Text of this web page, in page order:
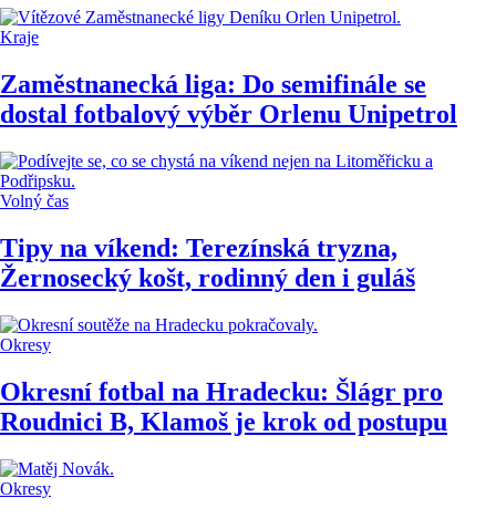
Kraje
Zaměstnanecká liga: Do semifinále se
dostal fotbalový výběr Orlenu Unipetrol
Volný čas
Tipy na víkend: Terezínská tryzna,
Žernosecký košt, rodinný den i guláš
Okresy
Okresní fotbal na Hradecku: Šlágr pro
Roudnici B, Klamoš je krok od postupu
Okresy